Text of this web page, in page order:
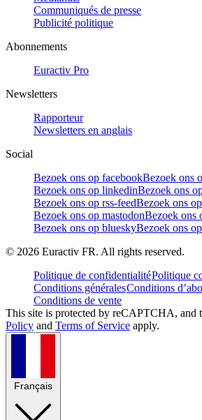
Communiqués de presse
Publicité politique
Abonnements
Euractiv Pro
Newsletters
Rapporteur
Newsletters en anglais
Social
Bezoek ons op facebookBezoek ons
Bezoek ons op linkedinBezoek ons
Bezoek ons op rss-feedBezoek ons
Bezoek ons op mastodonBezoek ons
Bezoek ons op blueskyBezoek ons
© 2026 Euractiv FR. All rights reserved.
Politique de confidentialitéPolitique
Conditions généralesConditions
Conditions de vente
This site is protected by reCAPTCHA, and
Policy and Terms of Service apply.
Français